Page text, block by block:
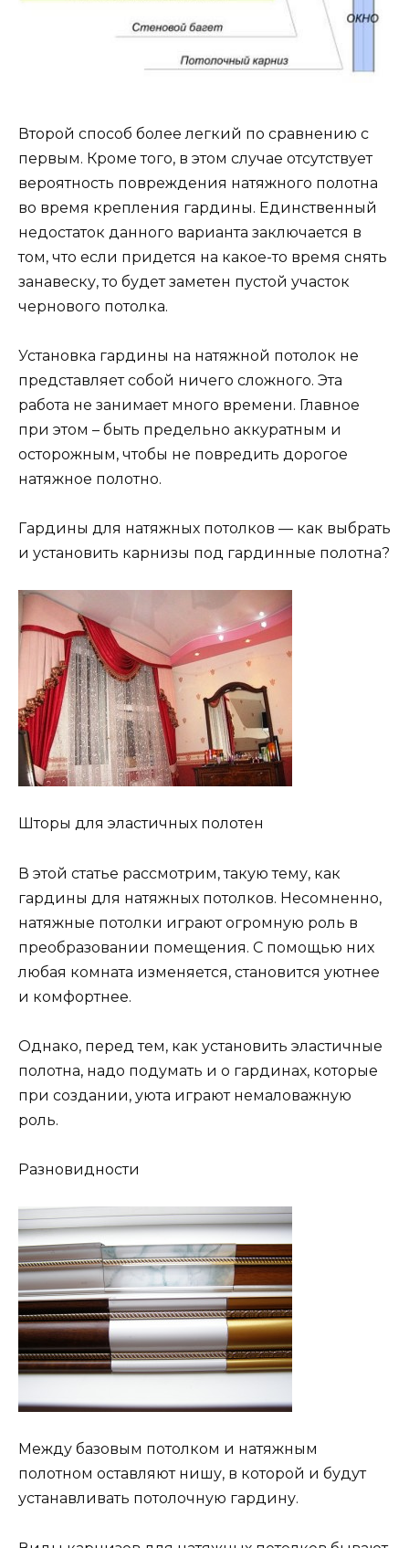
Второй способ более легкий по сравнению с
первым. Кроме того, в этом случае отсутствует
вероятность повреждения натяжного полотна
во время крепления гардины. Единственный
недостаток данного варианта заключается в
том, что если придется на какое-то время снять
занавеску, то будет заметен пустой участок
чернового потолка.
Установка гардины на натяжной потолок не
представляет собой ничего сложного. Эта
работа не занимает много времени. Главное
при этом – быть предельно аккуратным и
осторожным, чтобы не повредить дорогое
натяжное полотно.
Гардины для натяжных потолков — как выбрать
и установить карнизы под гардинные полотна?
Шторы для эластичных полотен
В этой статье рассмотрим, такую тему, как
гардины для натяжных потолков. Несомненно,
натяжные потолки играют огромную роль в
преобразовании помещения. С помощью них
любая комната изменяется, становится уютнее
и комфортнее.
Однако, перед тем, как установить эластичные
полотна, надо подумать и о гардинах, которые
при создании, уюта играют немаловажную
роль.
Разновидности
Между базовым потолком и натяжным
полотном оставляют нишу, в которой и будут
устанавливать потолочную гардину.